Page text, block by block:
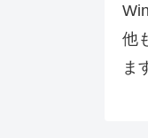
他
ま